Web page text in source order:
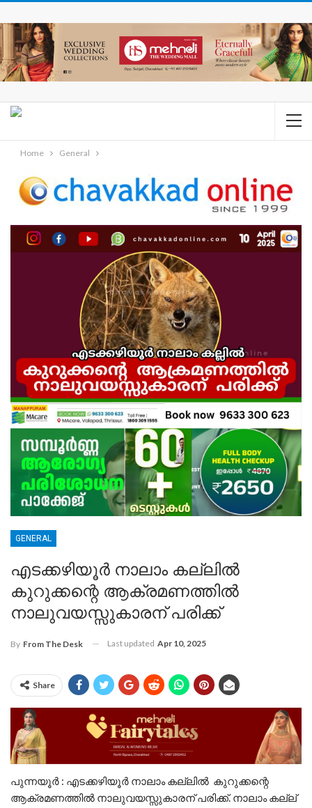
Home General
GENERAL
എടക്കഴിയൂർ നാലാം കല്ലിൽ
കുറുക്കന്റെ ആക്രമണത്തിൽ
നാലുവയസ്സുകാരന് പരിക്ക്
By From The Desk Last updated Apr 10, 2025
Share
പുന്നയൂർ : എടക്കഴിയൂർ നാലാം കല്ലിൽ കുറുക്കന്റെ
ആക്രമണത്തിൽ നാലുവയസ്സുകാരന് പരിക്ക്. നാലാം കല്ല്